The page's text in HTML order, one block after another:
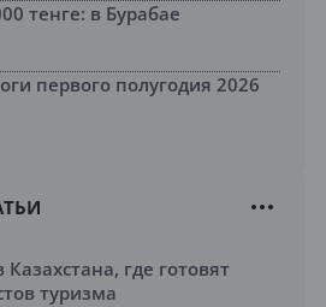
тенге: в Бурабае
первого полугодия 2026
где готовят
туризма